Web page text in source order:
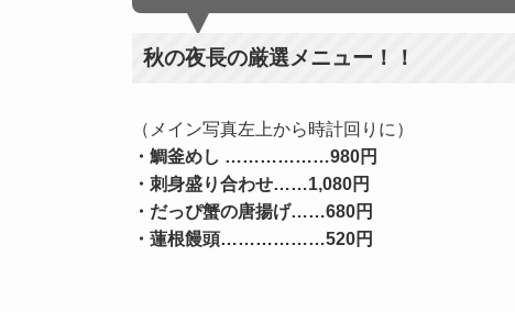
秋の夜長の厳選メニュー！！
（メイン写真左上から時計回りに）
・鯛釜めし ………………980円
・刺身盛り合わせ……1,080円
・だっぴ蟹の唐揚げ……680円
・蓮根饅頭………………520円